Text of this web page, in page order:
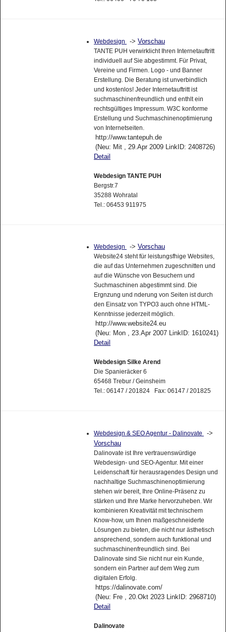
Webdesign -> Vorschau
TANTE PUH verwirklicht Ihren Internetauftritt
individuell auf Sie abgestimmt. Für Privat,
Vereine und Firmen. Logo - und Banner
Erstellung. Die Beratung ist unverbindlich
und kostenlos! Jeder Internetauftritt ist
suchmaschinenfreundlich und enthlt ein
rechtsgültiges Impressum. W3C konforme
Erstellung und Suchmaschinenoptimierung
von Internetseiten.
http://www.tantepuh.de
(Neu: Mit , 29.Apr 2009 LinkID: 2408726)
Detail
Webdesign TANTE PUH
Bergstr.7
35288 Wohratal
Tel.: 06453 911975
Webdesign -> Vorschau
Website24 steht für leistungsfhige Websites,
die auf das Unternehmen zugeschnitten und
auf die Wünsche von Besuchern und
Suchmaschinen abgestimmt sind. Die
Ergnzung und nderung von Seiten ist durch
den Einsatz von TYPO3 auch ohne HTML-
Kenntnisse jederzeit möglich.
http://www.website24.eu
(Neu: Mon , 23.Apr 2007 LinkID: 1610241)
Detail
Webdesign Silke Arend
Die Spanieräcker 6
65468 Trebur / Geinsheim
Tel.: 06147 / 201824 Fax: 06147 / 201825
Webdesign & SEO Agentur - Dalinovate
->
Vorschau
Dalinovate ist Ihre vertrauenswürdige
Webdesign- und SEO-Agentur. Mit einer
Leidenschaft für herausragendes Design und
nachhaltige Suchmaschinenoptimierung
stehen wir bereit, Ihre Online-Präsenz zu
stärken und Ihre Marke hervorzuheben. Wir
kombinieren Kreativität mit technischem
Know-how, um Ihnen maßgeschneiderte
Lösungen zu bieten, die nicht nur ästhetisch
ansprechend, sondern auch funktional und
suchmaschinenfreundlich sind. Bei
Dalinovate sind Sie nicht nur ein Kunde,
sondern ein Partner auf dem Weg zum
digitalen Erfolg.
https://dalinovate.com/
(Neu: Fre , 20.Okt 2023 LinkID: 2968710)
Detail
Dalinovate